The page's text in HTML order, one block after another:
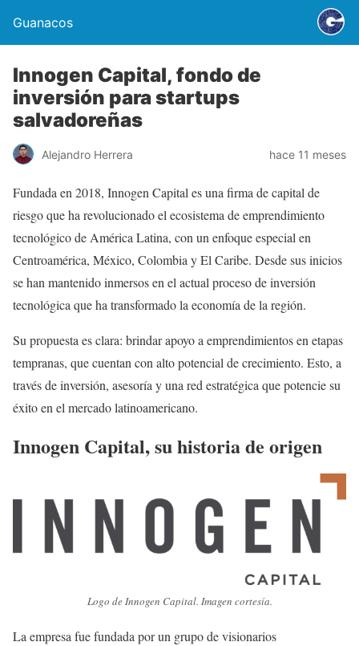
Guanacos
Innogen Capital, fondo de
inversión para startups
salvadoreñas
Alejandro Herrera hace 11 meses
Fundada en 2018, Innogen Capital es una firma de capital de
riesgo que ha revolucionado el ecosistema de emprendimiento
tecnológico de América Latina, con un enfoque especial en
Centroamérica, México, Colombia y El Caribe. Desde sus inicios
se han mantenido inmersos en el actual proceso de inversión
tecnológica que ha transformado la economía de la región.
Su propuesta es clara: brindar apoyo a emprendimientos en etapas
tempranas, que cuentan con alto potencial de crecimiento. Esto, a
través de inversión, asesoría y una red estratégica que potencie su
éxito en el mercado latinoamericano.
Innogen Capital, su historia de origen
Logo de Innogen Capital. Imagen cortesía.
La empresa fue fundada por un grupo de visionarios